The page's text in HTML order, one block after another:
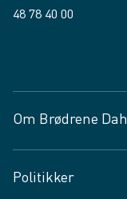
48 78 40 00
Om Brødrene
Vagttelefon 30 10 89
Politikker